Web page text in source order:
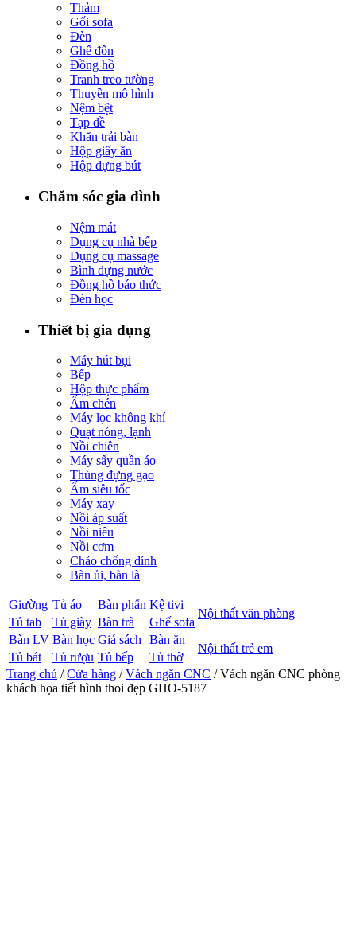
Thảm
Gối sofa
Đèn
Ghế đôn
Đồng hồ
Tranh treo tường
Thuyền mô hình
Nệm bệt
Tạp dề
Khăn trải bàn
Hộp giấy ăn
Hộp đựng bút
Chăm sóc gia đình
Nệm mát
Dụng cụ nhà bếp
Dụng cụ massage
Bình đựng nước
Đồng hồ báo thức
Đèn học
Thiết bị gia dụng
Máy hút bụi
Bếp
Hộp thực phẩm
Ấm chén
Máy lọc không khí
Quạt nóng, lạnh
Nồi chiên
Máy sấy quần áo
Thùng đựng gạo
Ấm siêu tốc
Máy xay
Nồi áp suất
Nồi niêu
Nồi cơm
Chảo chống dính
Bàn ủi, bàn là
Giường Tủ áo Bàn phấn Kệ tivi
Nội thất văn phòng
Tủ tab Tủ giày Bàn trà
Ghế sofa
Bàn LV Bàn học Giá sách Bàn ăn
Nội thất trẻ em
Tủ bát Tủ rượu Tủ bếp
Tủ thờ
Trang chủ /Cửa hàng /Vách ngăn CNC / Vách ngăn CNC phòng
khách họa tiết hình thoi đẹp GHO-5187